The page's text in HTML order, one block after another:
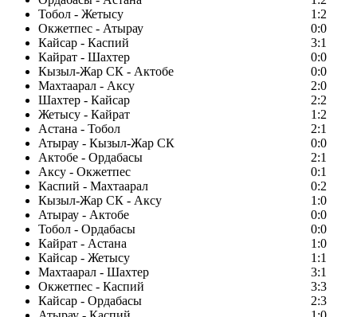
Тобол - Жетысу
1:2
Окжетпес - Атырау
0:0
Кайсар - Каспий
3:1
Кайрат - Шахтер
0:0
Кызыл-Жар СК - Актобе
0:0
Махтаарал - Аксу
2:0
Шахтер - Кайсар
2:2
Жетысу - Кайрат
1:2
Астана - Тобол
2:1
Атырау - Кызыл-Жар СК
0:0
Актобе - Ордабасы
2:1
Аксу - Окжетпес
0:1
Каспий - Махтаарал
0:2
Кызыл-Жар СК - Аксу
1:0
Атырау - Актобе
0:0
Тобол - Ордабасы
0:0
Кайрат - Астана
1:0
Кайсар - Жетысу
1:1
Махтаарал - Шахтер
3:1
Окжетпес - Каспий
3:3
Кайсар - Ордабасы
2:3